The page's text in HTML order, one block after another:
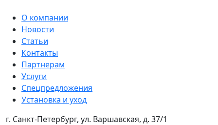
О компании
Новости
Статьи
Контакты
Партнерам
Услуги
Спецпредложения
Установка и уход
г. Санкт-Петербург, ул. Варшавская, д. 37/1